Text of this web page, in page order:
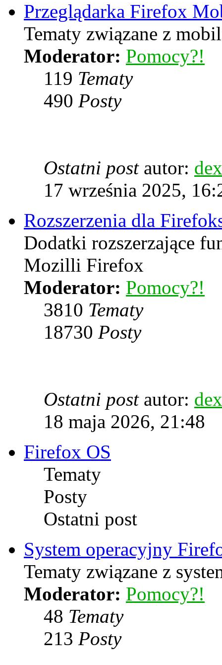
Przeglądarka Firefox
Tematy związane z
Moderator: Pomocy?!
119 Tematy
490 Posty
Ostatni postautor:
17 września 2025,
Rozszerzenia dla
Dodatki rozszerzające
Mozilli Firefox
Moderator: Pomocy?!
3810 Tematy
18730 Posty
Ostatni postautor:
18 maja 2026, 21:48
Firefox OS
Tematy
Posty
Ostatni post
System operacyjny
Tematy związane z
Moderator: Pomocy?!
48 Tematy
213 Posty